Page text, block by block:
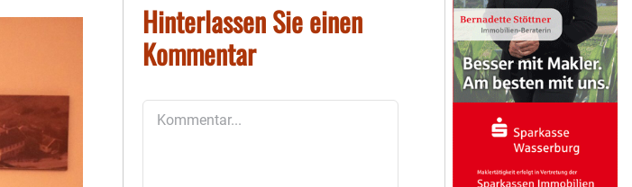
Hinterlassen Sie einen
Kommentar